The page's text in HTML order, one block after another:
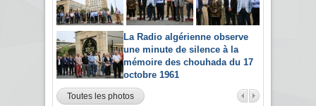
La Radio algérienne observe
une minute de silence à la
mémoire des chouhada du 17
octobre 1961
Toutes les photos